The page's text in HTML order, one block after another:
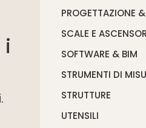
i
PROGETTAZIONE
SCALE E
SOFTWARE & BIM
STRUMENTI DI
STRUTTURE
UTENSILI